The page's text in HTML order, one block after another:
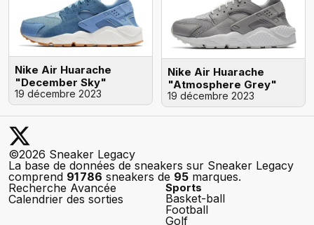
Nike Air Huarache
"December Sky"
19 décembre 2023
Nike Air Huarache
"Atmosphere Grey"
19 décembre 2023
©2026 Sneaker Legacy
La base de données de sneakers sur Sneaker Legacy
comprend 91 786 sneakers de 95 marques.
Recherche Avancée
Calendrier des sorties
Sports
Basket-ball
Football
Golf